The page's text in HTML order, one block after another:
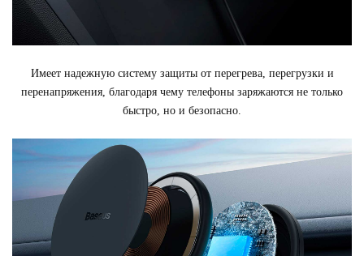
Имеет надежную систему защиты от перегрева, перегрузки и
перенапряжения, благодаря чему телефоны заряжаются не только
быстро, но и безопасно.